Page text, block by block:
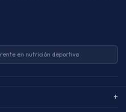
en nutrición deportiva
+